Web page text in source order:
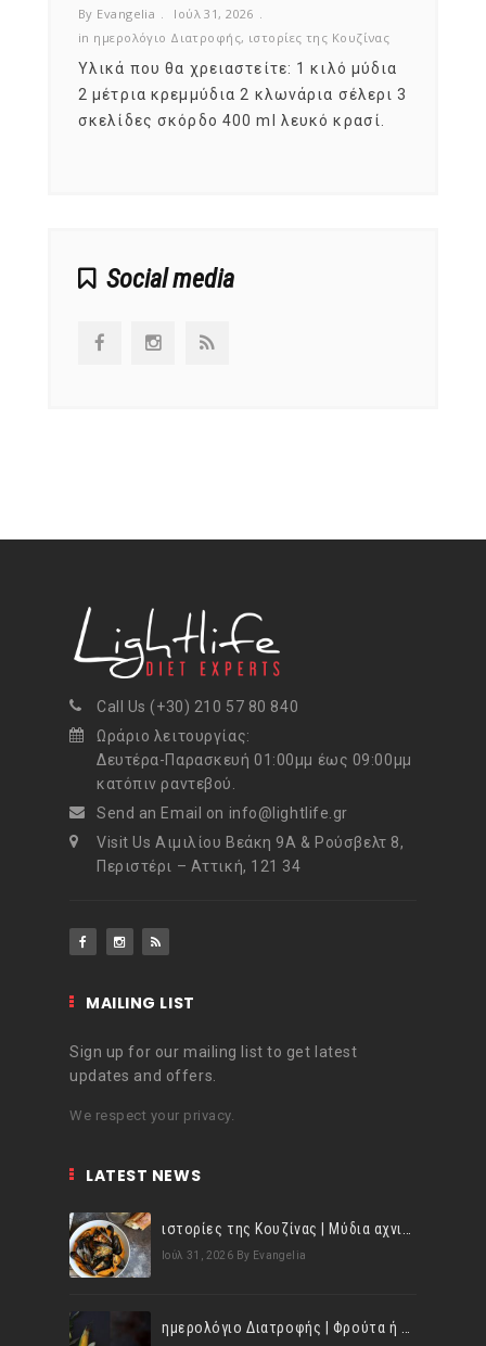
By Evangelia
Ιούλ 31, 2026
in ημερολόγιο Διατροφής, ιστορίες της Κουζίνας
Υλικά που θα χρειαστείτε: 1 κιλό μύδια
2 μέτρια κρεμμύδια 2 κλωνάρια σέλερι 3
σκελίδες σκόρδο 400 ml λευκό κρασί.
Social media
Call Us (+30) 210 57 80 840
Ωράριο λειτουργίας:
Δευτέρα-Παρασκευή 01:00μμ έως 09:00μμ
κατόπιν ραντεβού.
Send an Email on info@lightlife.gr
Visit Us Αιμιλίου Βεάκη 9Α & Ρούσβελτ 8,
Περιστέρι – Αττική, 121 34
MAILING LIST
Sign up for our mailing list to get latest
updates and offers.
We respect your privacy.
LATEST NEWS
Ιούλ 31, 2026 By Evangelia